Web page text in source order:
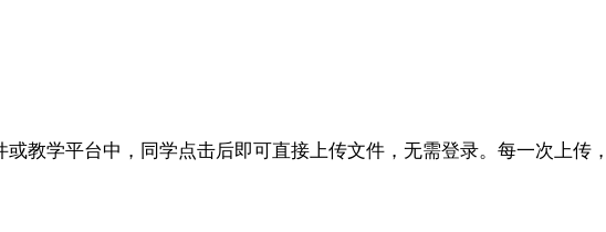
教学平台中，同学点击后即可直接上传文件，无需登录。每一次上传